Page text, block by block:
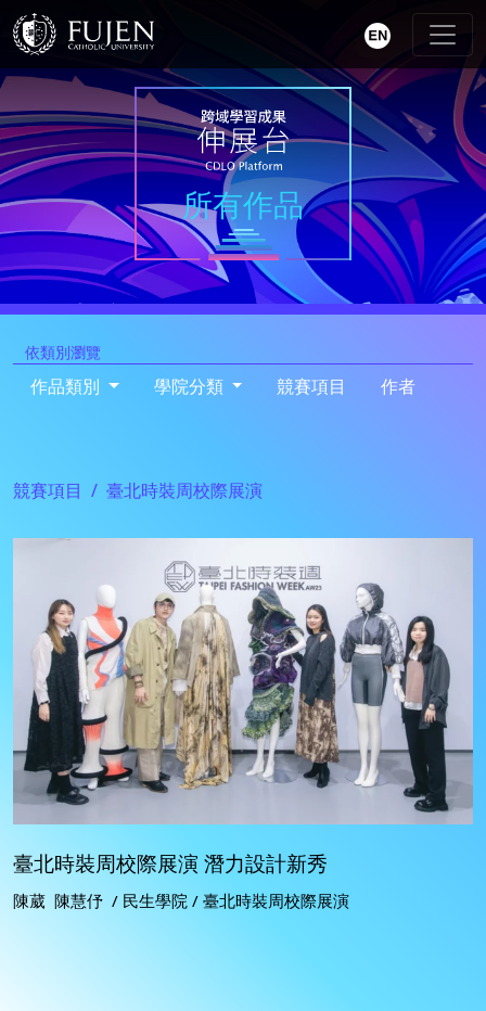
所有作品
依類別瀏覽
作品類別 學院分類 競賽項目 作者
競賽項目 臺北時裝周校際展演
臺北時裝周校際展演 潛力設計新秀
陳葳 陳慧伃 / 民生學院 / 臺北時裝周校際展演